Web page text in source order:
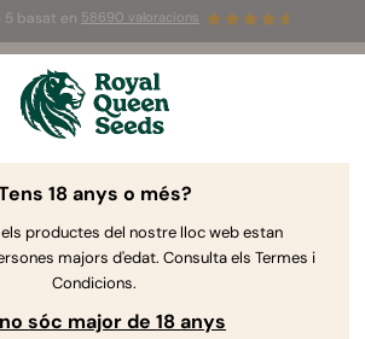
5 basat en 58690 valoracions
Sales: ¡Hasta un 50%
descuento! ⏤
18 anys o més?
productes del nostre lloc web estan
majors d'edat. Consulta els Termes i
Condicions.
sóc major de 18 anys